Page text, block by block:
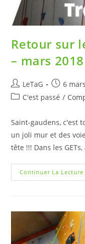
Retour sur
– mars 2018
LeTaG
6
C'est passé /
Saint-gaudens, c'est
un joli mur et des
tête !!! Dans les
Continuer La Lecture